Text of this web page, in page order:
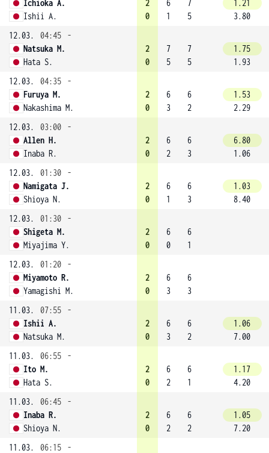
Ichioka A.
Ishii A.
2
0
6
1
7
5
1.21
3.80
12.03.
04:45
-
Natsuka M.
Hata S.
2
0
7
5
7
5
1.75
1.93
12.03.
04:35
-
Furuya M.
Nakashima M.
2
0
6
3
6
2
1.53
2.29
12.03.
03:00
-
Allen H.
Inaba R.
2
0
6
2
6
3
6.80
1.06
12.03.
01:30
-
Namigata J.
Shioya N.
2
0
6
1
6
3
1.03
8.40
12.03.
01:30
-
Shigeta M.
Miyajima Y.
2
0
6
0
6
1
12.03.
01:20
-
Miyamoto R.
Yamagishi M.
2
0
6
3
6
3
11.03.
07:55
-
Ishii A.
Natsuka M.
2
0
6
3
6
2
1.06
7.00
11.03.
06:55
-
Ito M.
Hata S.
2
0
6
2
6
1
1.17
4.20
11.03.
06:45
-
Inaba R.
Shioya N.
2
0
6
2
6
2
1.05
7.20
11.03.
06:15
-